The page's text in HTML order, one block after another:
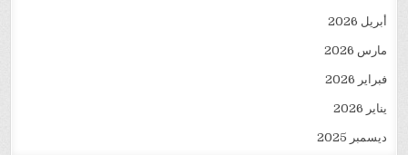
أبريل 2026
مارس 2026
فبراير 2026
يناير 2026
ديسمبر 2025